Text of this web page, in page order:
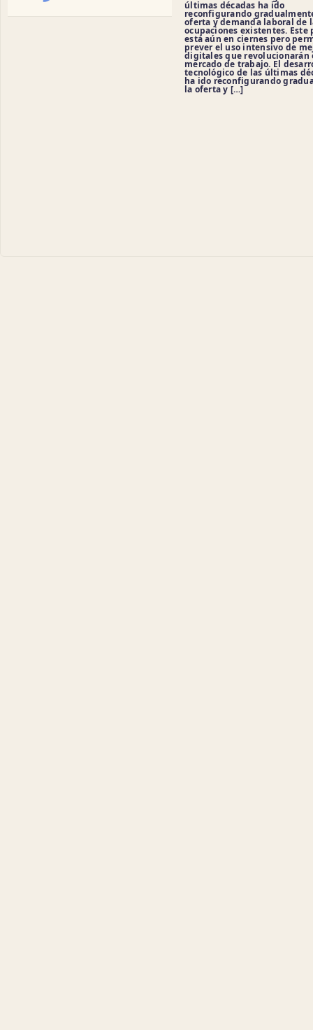
últimas décadas ha ido
reconfigurando
oferta y demanda laboral de
ocupaciones existentes. Este
está aún en ciernes pero
prever el uso intensivo de
digitales que revolucionarán
mercado de trabajo. El
tecnológico de las últimas
ha ido reconfigurando
la oferta y […]